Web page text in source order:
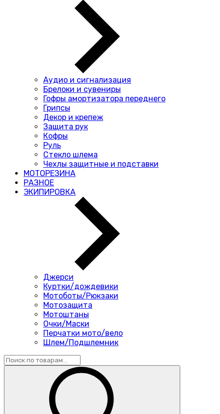
Аудио и сигнализация
Брелоки и сувениры
Гофры амортизатора переднего
Грипсы
Декор и крепеж
Защита рук
Кофры
Руль
Стекло шлема
Чехлы защитные и подставки
МОТОРЕЗИНА
РАЗНОЕ
ЭКИПИРОВКА
Джерси
Куртки/дождевики
Мотоботы/Рюкзаки
Мотозащита
Мотоштаны
Очки/Маски
Перчатки мото/вело
Шлем/Подшлемник